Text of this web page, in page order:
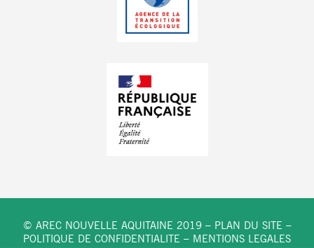
© AREC NOUVELLE AQUITAINE 2019 – PLAN DU SITE –
POLITIQUE DE CONFIDENTIALITE – MENTIONS LEGALES